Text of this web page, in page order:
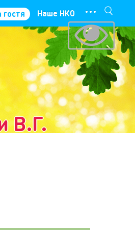
гостя Наше НКО ···
В.Г.